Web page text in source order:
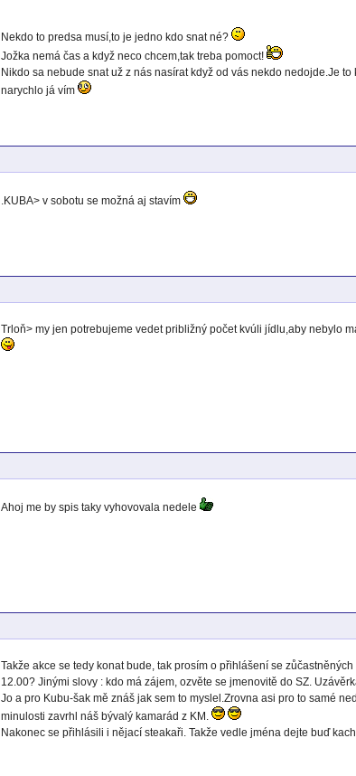
Nekdo to predsa musí,to je jedno kdo snat né?
Jožka nemá čas a když neco chcem,tak treba pomoct!
Nikdo sa nebude snat už z nás nasírat když od vás nekdo nedojde.Je to
narychlo já vím
.KUBA> v sobotu se možná aj stavím
Trloň> my jen potrebujeme vedet približný počet kvúli jídlu,aby nebylo
Ahoj me by spis taky vyhovovala nedele
Takže akce se tedy konat bude, tak prosím o přihlášení se
12.00? Jinými slovy : kdo má zájem, ozvěte se jmenovitě do SZ.
Jo a pro Kubu-šak mě znáš jak sem to myslel.Zrovna asi pro to samé
minulosti zavrhl náš bývalý kamarád z KM.
Nakonec se přihlásili i nějací steakaři. Takže vedle jména dejte buď